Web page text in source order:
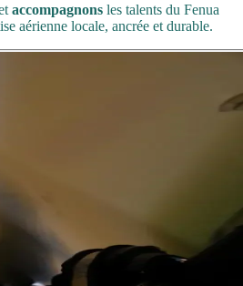
accompagnons les talents du Fenua
aérienne locale, ancrée et durable.